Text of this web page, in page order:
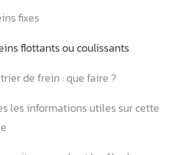
fixes
flottants ou coulissants
de frein : que faire ?
les informations utiles sur cette